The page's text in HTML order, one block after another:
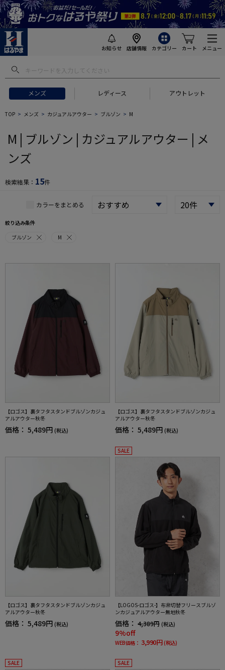
お知らせ 店舗情報 カテゴリー カート メニュー
メンズ レディース アウトレット
フトにおすすめ #セットアップ スーツ
TOP メンズ カジュアルアウター ブルゾン M
M | ブルゾン | カジュアルアウター | メ
ンズ
検索結果： 15件
カラーをまとめる
絞り込み条件
ブルゾン
M
【ロゴス】裏タフタスタンドブルゾンカジュ
アルアウター秋冬
価格： 5,489円 (税込)
【ロゴス】裏タフタスタンドブルゾンカジュ
アルアウター秋冬
価格： 5,489円 (税込)
【ロゴス】裏タフタスタンドブルゾンカジュ
アルアウター秋冬
価格： 5,489円 (税込)
SALE
【LOGOS-ロゴス-】布帛切替フリースブルゾ
ンカジュアルアウター無地秋冬
価格： 4,389円 (税込)
9%off
WEB価格： 3,990円 (税込)
SALE SALE